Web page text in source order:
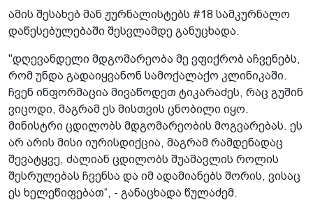
ამის შესახებ მან ჟურნალისტებს #18 სამკურნალო
დაწესებულებაში შესვლამდე განუცხადა.
"დღევანდელი მდგომარეობა მე ვფიქრობ აჩვენებს,
რომ უნდა გადაიყვანონ სამოქალაქო კლინიკაში.
ჩვენ ინფორმაცია მივაწოდეთ ტიკარაძეს, რაც გუშინ
ვიცოდი, მაგრამ ეს მისთვის ცნობილი იყო.
მინისტრი ცდილობს მდგომარეობის მოგვარებას. ეს
არ არის მისი იურისდიქცია, მაგრამ რამდენადაც
შევატყვე, ძალიან ცდილობს შუამავლის როლის
შესრულებას ჩვენსა და იმ ადამიანებს შორის, ვისაც
ეს ხელეწიფებათ“, - განაცხადა წულაძემ.